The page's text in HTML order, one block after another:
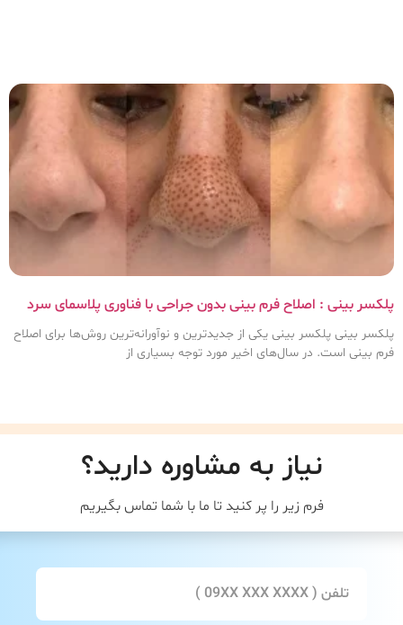
پلکسر بینی : اصلاح فرم بینی بدون جراحی با فناوری پلاسمای سرد
پلکسر بینی پلکسر بینی یکی از جدیدترین و نوآورانه‌ترین روش‌ها برای اصلاح
فرم بینی است. در سال‌های اخیر مورد توجه بسیاری از
نیاز به مشاوره دارید؟
فرم زیر را پر کنید تا ما با شما تماس بگیریم